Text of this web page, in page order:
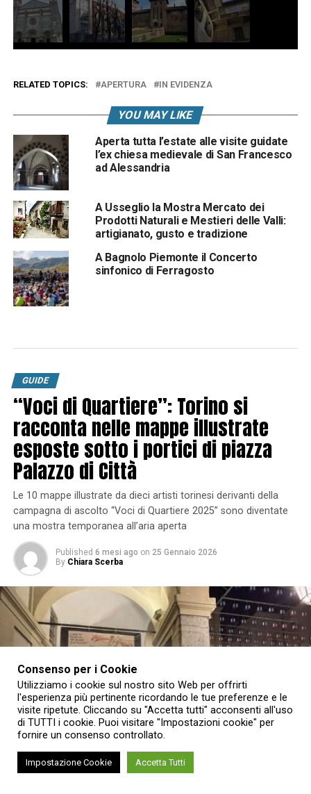
RELATED TOPICS: APERTURA IN EVIDENZA
YOU MAY LIKE
Aperta tutta l’estate alle visite guidate
l’ex chiesa medievale di San Francesco
ad Alessandria
A Usseglio la Mostra Mercato dei
Prodotti Naturali e Mestieri delle Valli:
artigianato, gusto e tradizione
A Bagnolo Piemonte il Concerto
sinfonico di Ferragosto
GUIDE
“Voci di Quartiere”: Torino si
racconta nelle mappe illustrate
esposte sotto i portici di piazza
Palazzo di Città
Le 10 mappe illustrate da dieci artisti torinesi derivanti della
campagna di ascolto “Voci di Quartiere 2025” sono diventate
una mostra temporanea all’aria aperta
Published 6 mesi ago on 25 Gennaio 2026
By Chiara Scerba
Consenso per i Cookie
Utilizziamo i cookie sul nostro sito Web per offrirti
l'esperienza più pertinente ricordando le tue preferenze e le
visite ripetute. Cliccando su "Accetta tutti" acconsenti all'uso
di TUTTI i cookie. Puoi visitare "Impostazioni cookie" per
fornire un consenso controllato.
Impostazione Cookie Accetta Tutti